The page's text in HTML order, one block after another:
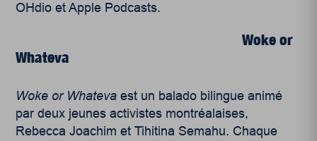
OHdio et Apple Podcasts.
Woke or
Whateva
Woke or Whateva est un balado bilingue animé
par deux jeunes activistes montréalaises,
Rebecca Joachim et Tihitina Semahu. Chaque